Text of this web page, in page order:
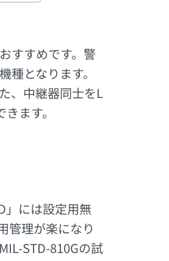
すすめです。警
となります。
、中継器同士をL
ます。
」には設定用無
管理が楽になり
STD-810Gの試